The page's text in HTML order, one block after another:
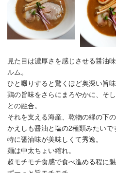
見た目は濃厚さを感じさせる醤油
ルム。
ひと啜りすると驚くほど奥深い旨味
鶏の旨味をさらにまろやかに、そ
との融合。
それを支える海産、乾物の縁の下の
かえしも醤油と塩の2種類みたいで
特に醤油味が美味しくて秀逸。
麺は中太ちょい縮れ。
超モチモチ食感で食べ進める程に